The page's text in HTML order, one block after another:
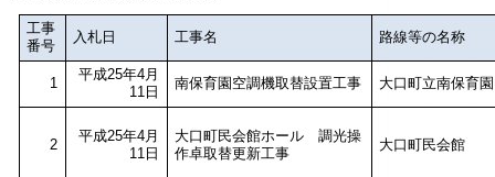
工事
番号
入札日 工事名 路線等の名称
1
平成25年4月
11日
南保育園空調機取替設置工事 大口町立南保育園
2
平成25年4月
11日
大口町民会館ホール 調光操
作卓取替更新工事
大口町民会館